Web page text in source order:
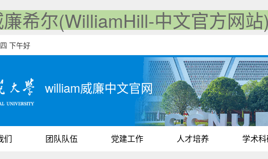
希尔(WilliamHill-中文官方网
下午好
william威廉中文官网
们 团队队伍 党建工作 人才培养 学术